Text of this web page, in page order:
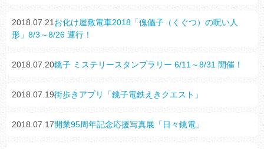
2018.07.21 お化け屋敷電車2018「傀儡子（くぐつ）の呪い人
形」8/3～8/26 運行！
2018.07.20銚子 ミステリースタンプラリー 6/11～8/31 開催！
2018.07.19街歩きアプリ「銚子電鉄えきクエスト」
2018.07.17開業95周年記念応援写真展「日々銚電」